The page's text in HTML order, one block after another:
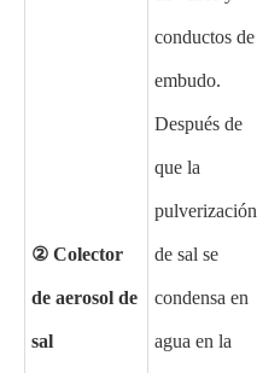
② Colector
de aerosol de
sal
conductos de
embudo.
Después de
que la
pulverización
de sal se
condensa en
agua en la